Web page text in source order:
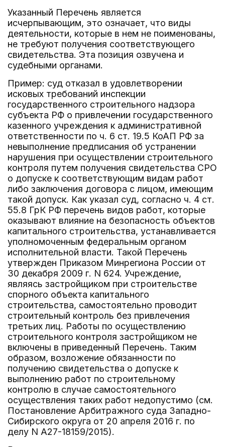
Указанный Перечень является
исчерпывающим, это означает, что виды
деятельности, которые в нем не поименованы,
не требуют получения соответствующего
свидетельства. Эта позиция озвучена и
судебными органами.
Пример: суд отказал в удовлетворении
исковых требований инспекции
государственного строительного надзора
субъекта РФ о привлечении государственного
казенного учреждения к административной
ответственности по ч. 6 ст. 19.5 КоАП РФ за
невыполнение предписания об устранении
нарушения при осуществлении строительного
контроля путем получения свидетельства СРО
о допуске к соответствующим видам работ
либо заключения договора с лицом, имеющим
такой допуск. Как указал суд, согласно ч. 4 ст.
55.8 ГрК РФ перечень видов работ, которые
оказывают влияние на безопасность объектов
капитального строительства, устанавливается
уполномоченным федеральным органом
исполнительной власти. Такой Перечень
утвержден Приказом Минрегиона России от
30 декабря 2009 г. N 624. Учреждение,
являясь застройщиком при строительстве
спорного объекта капитального
строительства, самостоятельно проводит
строительный контроль без привлечения
третьих лиц. Работы по осуществлению
строительного контроля застройщиком не
включены в приведенный Перечень. Таким
образом, возложение обязанности по
получению свидетельства о допуске к
выполнению работ по строительному
контролю в случае самостоятельного
осуществления таких работ недопустимо (см.
Постановление Арбитражного суда Западно-
Сибирского округа от 20 апреля 2016 г. по
делу N А27-18159/2015).